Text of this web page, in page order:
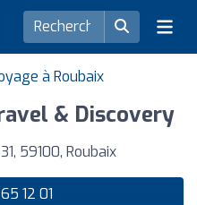
à Roubaix
& Discovery
59100, Roubaix
12 01